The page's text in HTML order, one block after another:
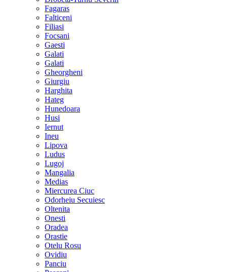
Fagaras
Falticeni
Filiasi
Focsani
Gaesti
Galati
Galati
Gheorgheni
Giurgiu
Harghita
Hateg
Hunedoara
Husi
Iernut
Ineu
Lipova
Ludus
Lugoj
Mangalia
Medias
Miercurea Ciuc
Odorheiu Secuiesc
Oltenita
Onesti
Oradea
Orastie
Otelu Rosu
Ovidiu
Panciu